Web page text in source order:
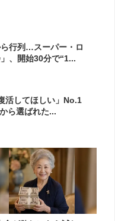
ら行列…スーパー・ロ
、開始30分で“1...
活してほしい」No.1
ら選ばれた...